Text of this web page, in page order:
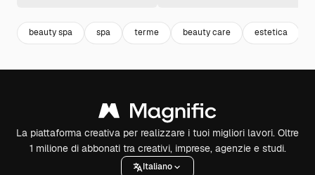
beauty spa spa terme beauty care estetica
La piattaforma creativa per realizzare i tuoi migliori lavori. Oltre
1 milione di abbonati tra creativi, imprese, agenzie e studi.
Italiano